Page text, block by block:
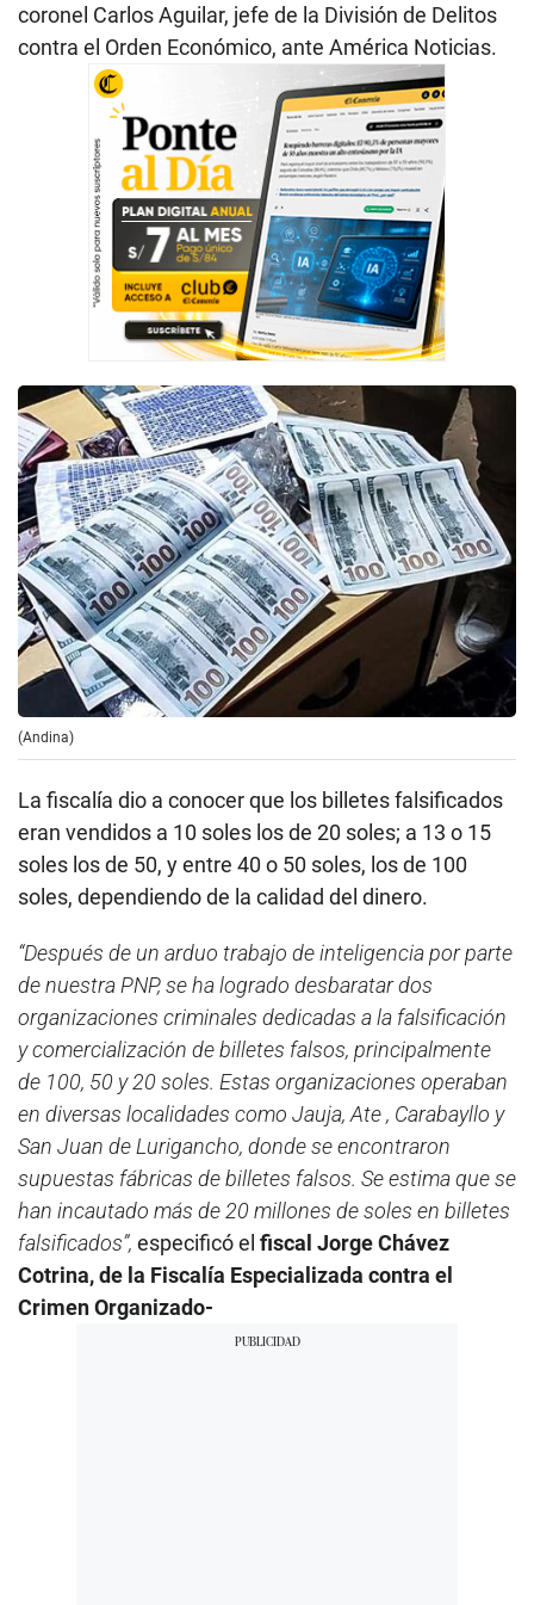
coronel Carlos Aguilar, jefe de la División de Delitos
contra el Orden Económico, ante América Noticias.
(Andina)
La fiscalía dio a conocer que los billetes falsificados
eran vendidos a 10 soles los de 20 soles; a 13 o 15
soles los de 50, y entre 40 o 50 soles, los de 100
soles, dependiendo de la calidad del dinero.
“Después de un arduo trabajo de inteligencia por parte
de nuestra PNP, se ha logrado desbaratar dos
organizaciones criminales dedicadas a la falsificación
y comercialización de billetes falsos, principalmente
de 100, 50 y 20 soles. Estas organizaciones operaban
en diversas localidades como Jauja, Ate , Carabayllo y
San Juan de Lurigancho, donde se encontraron
supuestas fábricas de billetes falsos. Se estima que se
han incautado más de 20 millones de soles en billetes
falsificados”, especificó el fiscal Jorge Chávez
Cotrina, de la Fiscalía Especializada contra el
Crimen Organizado-